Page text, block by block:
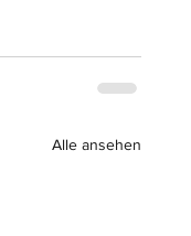
Alle ansehen